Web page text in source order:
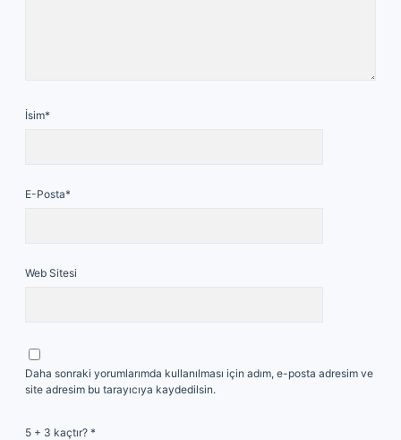
İsim*
E-Posta*
Web Sitesi
Daha sonraki yorumlarımda kullanılması için adım, e-posta adresim ve
site adresim bu tarayıcıya kaydedilsin.
5 + 3 kaçtır? *